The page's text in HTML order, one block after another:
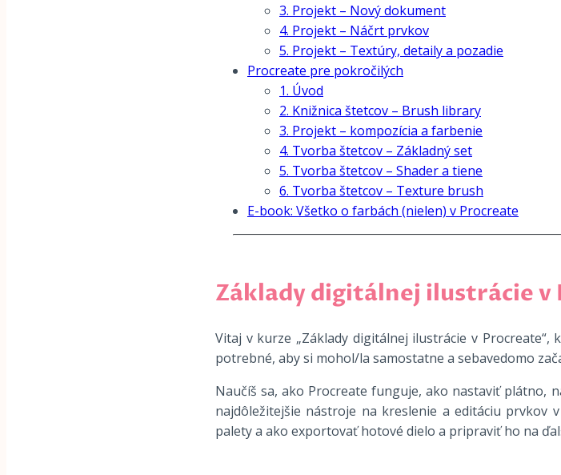
3. Projekt – Nový dokument
4. Projekt – Náčrt prvkov
5. Projekt – Textúry, detaily a pozadie
Procreate pre pokročilých
1. Úvod
2. Knižnica štetcov – Brush library
3. Projekt – kompozícia a farbenie
4. Tvorba štetcov – Základný set
5. Tvorba štetcov – Shader a tiene
6. Tvorba štetcov – Texture brush
E-book: Všetko o farbách (nielen) v Procreate
Základy digitálnej ilustrácie v
Vitaj v kurze „Základy digitálnej ilustrácie v
potrebné, aby si mohol/la samostatne a sebavedomo
Naučíš sa, ako Procreate funguje, ako nastaviť plátno,
najdôležitejšie nástroje na kreslenie a editáciu prvkov
palety a ako exportovať hotové dielo a pripraviť ho na